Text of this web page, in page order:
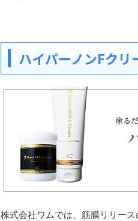
ハイパーノンFクリ
株式会社ワムでは、筋膜リリー